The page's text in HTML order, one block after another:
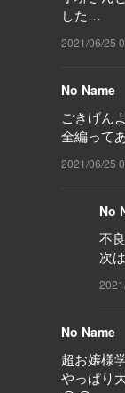
した…
2021/06/25
No Name
ごきげん
全編って
2021/06/25
No
不
次
No Name
超お嬢様
やっぱり